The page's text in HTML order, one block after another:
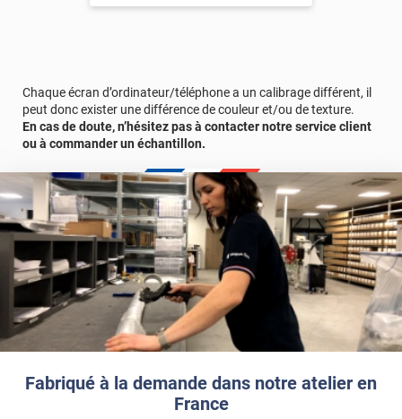
Fabriqué à la demande dans notre atelier en
France
Chaque écran d’ordinateur/téléphone a un calibrage différent, il
peut donc exister une différence de couleur et/ou de texture.
En cas de doute, n’hésitez pas à contacter notre service client
ou à commander un échantillon.